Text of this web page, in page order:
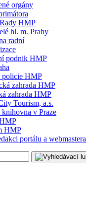
orgány
HMP
hl. m. Prahy
radní
podnik HMP
policie HMP
zahrada HMP
zahrada HMP
Tourism, a.s.
knihovna v Praze
HMP
portálu a webmastera